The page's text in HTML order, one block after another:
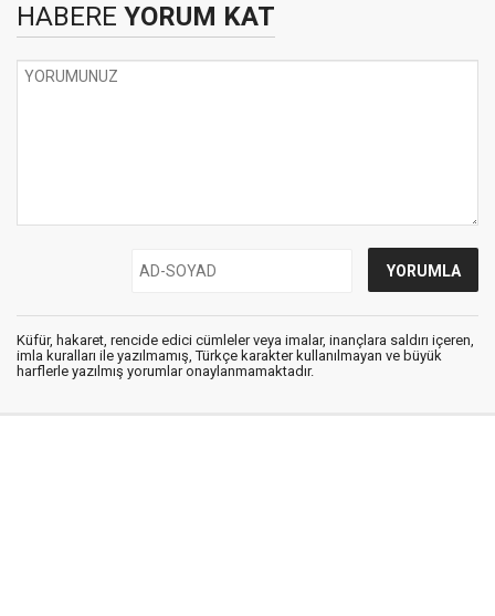
HABERE YORUM KAT
Küfür, hakaret, rencide edici cümleler veya imalar, inançlara saldırı içeren,
imla kuralları ile yazılmamış, Türkçe karakter kullanılmayan ve büyük
harflerle yazılmış yorumlar onaylanmamaktadır.